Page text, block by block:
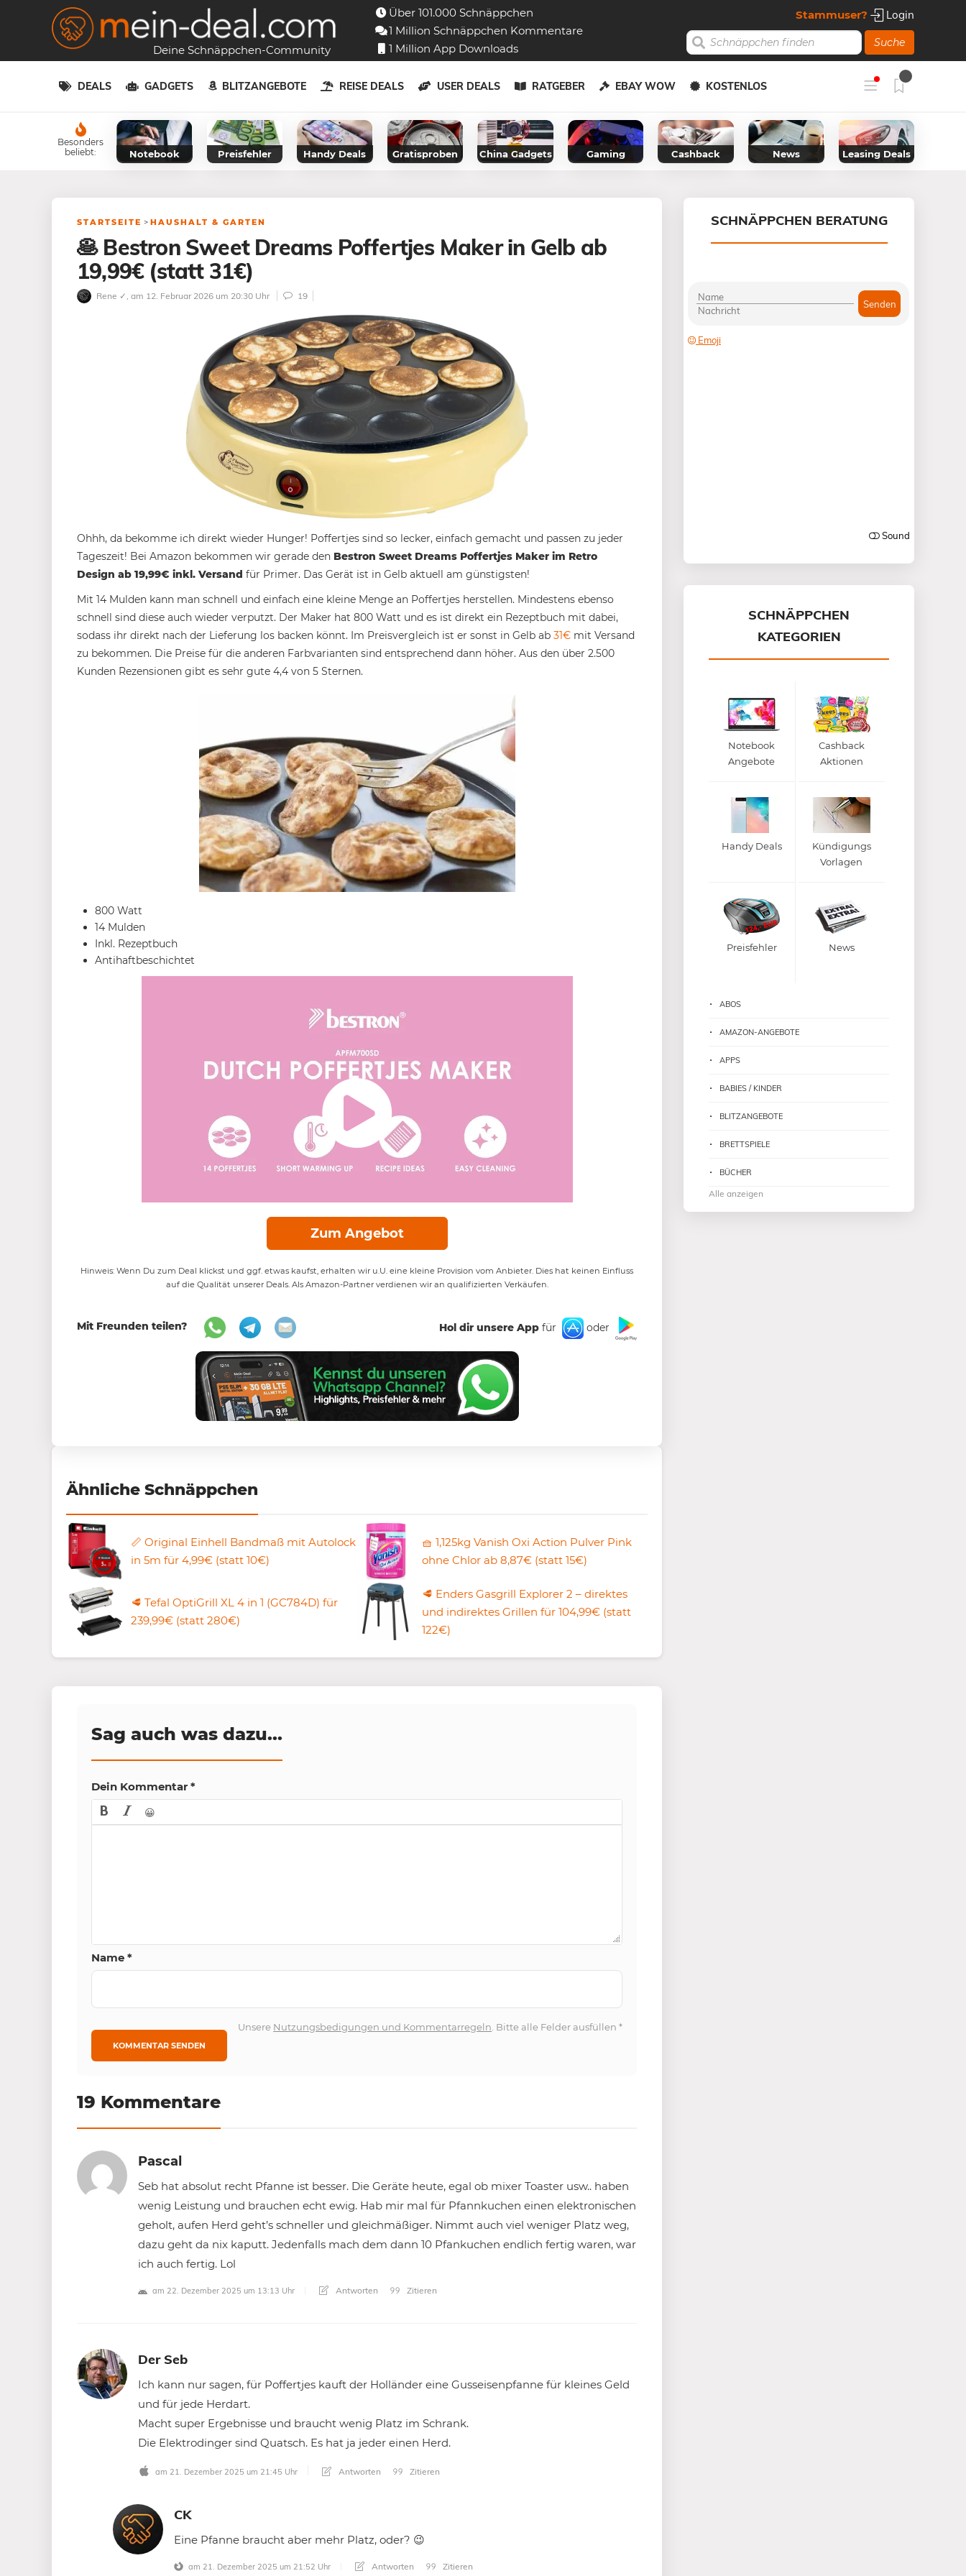
Deine Schnäppchen-Community
Über 101.000 Schnäppchen
1 Million Schnäppchen Kommentare
1 Million App Downloads
Stammuser? Login
Suche
DEALS GADGETS BLITZANGEBOTE REISE DEALS USER DEALS RATGEBER EBAY WOW KOSTENLOS
Besonders
beliebt:
Notebook Preisfehler Handy Deals Gratisproben China Gadgets Gaming Cashback News Leasing Deals
STARTSEITE > HAUSHALT & GARTEN
🥞 Bestron Sweet Dreams Poffertjes Maker in Gelb ab
19,99€ (statt 31€)
Rene ✓ , am 12. Februar 2026 um 20:30 Uhr 19
Ohhh, da bekomme ich direkt wieder Hunger! Poffertjes sind so lecker, einfach gemacht und passen zu jeder
Tageszeit! Bei Amazon bekommen wir gerade den Bestron Sweet Dreams Poffertjes Maker im Retro
Design ab 19,99€ inkl. Versand für Primer. Das Gerät ist in Gelb aktuell am günstigsten!
Mit 14 Mulden kann man schnell und einfach eine kleine Menge an Poffertjes herstellen. Mindestens ebenso
schnell sind diese auch wieder verputzt. Der Maker hat 800 Watt und es ist direkt ein Rezeptbuch mit dabei,
sodass ihr direkt nach der Lieferung los backen könnt. Im Preisvergleich ist er sonst in Gelb ab 31€ mit Versand
zu bekommen. Die Preise für die anderen Farbvarianten sind entsprechend dann höher. Aus den über 2.500
Kunden Rezensionen gibt es sehr gute 4,4 von 5 Sternen.
800 Watt
14 Mulden
Inkl. Rezeptbuch
Antihaftbeschichtet
Zum Angebot
Hinweis: Wenn Du zum Deal klickst und ggf. etwas kaufst, erhalten wir u.U. eine kleine Provision vom Anbieter. Dies hat keinen Einfluss
auf die Qualität unserer Deals. Als Amazon-Partner verdienen wir an qualifizierten Verkäufen.
Mit Freunden teilen? Hol dir unsere App für oder
Ähnliche Schnäppchen
📏 Original Einhell Bandmaß mit Autolock
in 5m für 4,99€ (statt 10€)
🧺 1,125kg Vanish Oxi Action Pulver Pink
ohne Chlor ab 8,87€ (statt 15€)
🥩 Tefal OptiGrill XL 4 in 1 (GC784D) für
239,99€ (statt 280€)
🥩 Enders Gasgrill Explorer 2 – direktes
und indirektes Grillen für 104,99€ (statt
122€)
Sag auch was dazu...
Dein Kommentar *
😀
Name *
Unsere Nutzungsbedigungen und Kommentarregeln. Bitte alle Felder ausfüllen*
19 Kommentare
Pascal
Seb hat absolut recht Pfanne ist besser. Die Geräte heute, egal ob mixer Toaster usw.. haben
wenig Leistung und brauchen echt ewig. Hab mir mal für Pfannkuchen einen elektronischen
geholt, aufen Herd geht’s schneller und gleichmäßiger. Nimmt auch viel weniger Platz weg,
dazu geht da nix kaputt. Jedenfalls mach dem dann 10 Pfankuchen endlich fertig waren, war
ich auch fertig. Lol
am 22. Dezember 2025 um 13:13 Uhr Antworten Zitieren
Der Seb
Ich kann nur sagen, für Poffertjes kauft der Holländer eine Gusseisenpfanne für kleines Geld
und für jede Herdart.
Macht super Ergebnisse und braucht wenig Platz im Schrank.
Die Elektrodinger sind Quatsch. Es hat ja jeder einen Herd.
am 21. Dezember 2025 um 21:45 Uhr Antworten Zitieren
CK
Eine Pfanne braucht aber mehr Platz, oder? 😉
am 21. Dezember 2025 um 21:52 Uhr Antworten Zitieren
SCHNÄPPCHEN BERATUNG
SCHNÄPPCHEN
KATEGORIEN
Notebook
Angebote
Cashback
Aktionen
Handy Deals
Kündigungs
Vorlagen
Preisfehler News
ABOS
AMAZON-ANGEBOTE
APPS
BABIES / KINDER
BLITZANGEBOTE
BRETTSPIELE
BÜCHER
Alle anzeigen